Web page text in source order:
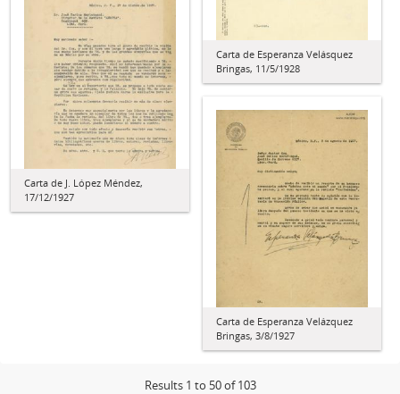
Carta de Esperanza Velásquez
Bringas, 11/5/1928
Carta de J. López Méndez,
17/12/1927
Carta de Esperanza Velázquez
Bringas, 3/8/1927
Results 1 to 50 of 103